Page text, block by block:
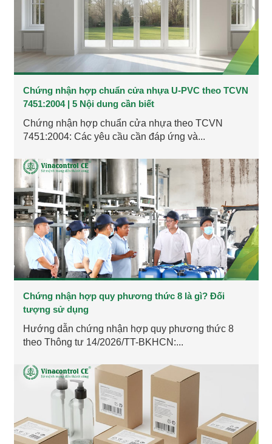
Chứng nhận hợp chuẩn cửa nhựa U-PVC theo TCVN
7451:2004 | 5 Nội dung cần biết
Chứng nhận hợp chuẩn cửa nhựa theo TCVN
7451:2004: Các yêu cầu cần đáp ứng và...
Chứng nhận hợp quy phương thức 8 là gì? Đối
tượng sử dụng
Hướng dẫn chứng nhận hợp quy phương thức 8
theo Thông tư 14/2026/TT-BKHCN:...